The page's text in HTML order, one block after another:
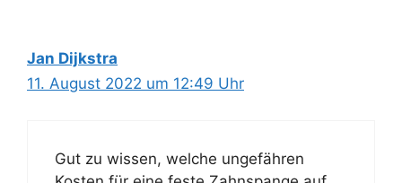
Jan Dijkstra
11. August 2022 um 12:49 Uhr
Gut zu wissen, welche ungefähren